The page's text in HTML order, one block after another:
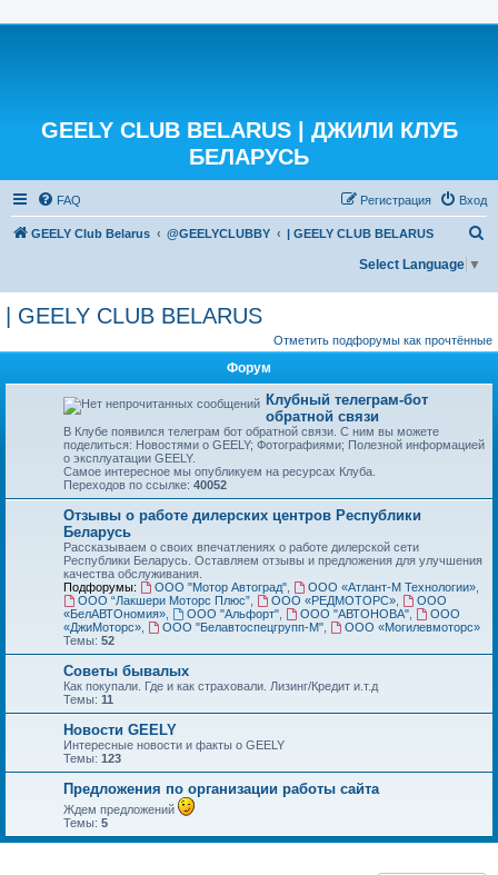
GEELY CLUB BELARUS | ДЖИЛИ КЛУБ
БЕЛАРУСЬ
FAQ Вход
Регистрация
GEELY Club Belarus @GEELYCLUBBY | GEELY CLUB BELARUS
к
Select Language ▼
| GEELY CLUB BELARUS
Отметить подфорумы как прочтённые
Форум
Клубный телеграм-бот
обратной связи
В Клубе появился телеграм бот обратной связи. С ним вы можете
поделиться: Новостями о GEELY; Фотографиями; Полезной информацией
о эксплуатации GEELY.
Самое интересное мы опубликуем на ресурсах Клуба.
Переходов по ссылке: 40052
Отзывы о работе дилерских центров Республики
Беларусь
Рассказываем о своих впечатлениях о работе дилерской сети
Республики Беларусь. Оставляем отзывы и предложения для улучшения
качества обслуживания.
Подфорумы:
ООО "Мотор Автоград", ООО «Атлант-М Технологии»,
ООО “Лакшери Моторс Плюс”, ООО «РЕДМОТОРС»,
ООО
«БелАВТОномия»
ООО "Альфорт", ООО "АВТОНОВА",
ООО
«ДжиМоторс»
ООО "Белавтоспецгрупп-М",
ООО «Могилевмоторс»
Темы: 52
Советы бывалых
Как покупали. Где и как страховали. Лизинг/Кредит и.т.д
Темы: 11
Новости GEELY
Интересные новости и факты о GEELY
Темы: 123
Предложения по организации работы сайта
Ждем предложений
Темы: 5